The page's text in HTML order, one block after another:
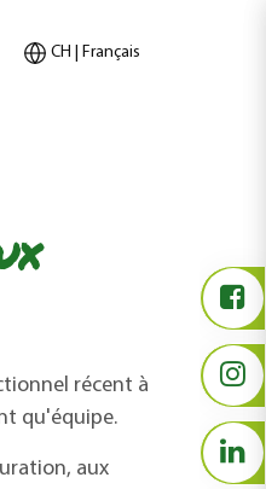
CH | Français
récent à
qu'équipe.
aux